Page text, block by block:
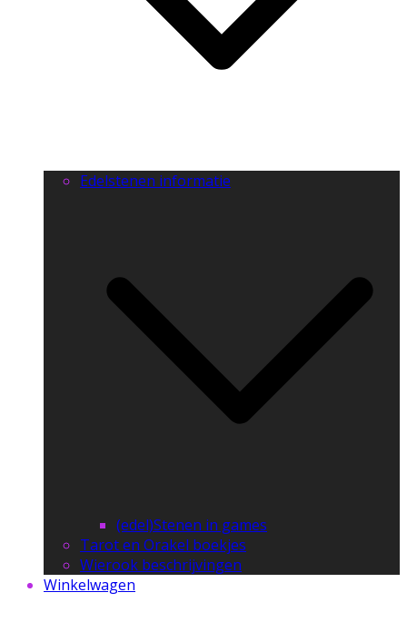
Edelstenen informatie
(edel)Stenen in games
Tarot en Orakel boekjes
Wierook beschrijvingen
Winkelwagen